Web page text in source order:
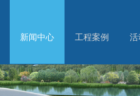
新闻中心 工程案例